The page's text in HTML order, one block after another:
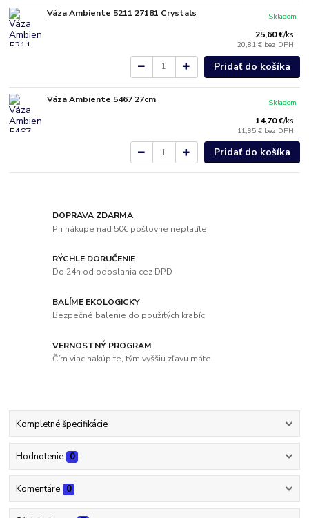
Váza Ambiente 5211 27181 Crystals
25,60 €/ks
20,81 € bez DPH
Skladom
Pridať do košíka
Váza Ambiente 5467 27cm
14,70 €/ks
11,95 € bez DPH
Skladom
Pridať do košíka
DOPRAVA ZDARMA
Pri nákupe nad 50€ poštovné neplatíte.
RÝCHLE DORUČENIE
Do 24h od odoslania cez DPD
BALÍME EKOLOGICKY
Bezpečné balenie do použitých krabíc
VERNOSTNÝ PROGRAM
Čím viac nakúpite, tým vyššiu zľavu máte
Kompletné špecifikácie
Hodnotenie 0
Komentáre 0